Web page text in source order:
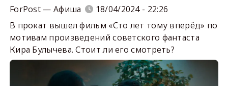
ForPost — Афиша
18/04/2024 - 22:26
В прокат вышел фильм «Сто лет тому вперёд» по
мотивам произведений советского фантаста
Кира Булычева. Стоит ли его смотреть?